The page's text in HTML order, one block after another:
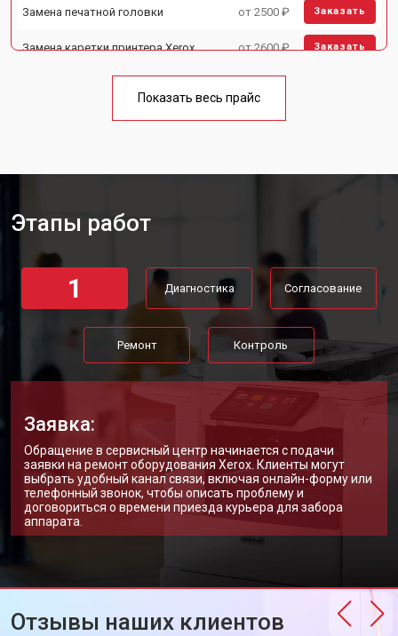
Замена печатной головки от 2500 ₽ Заказать
Замена каретки принтера Xerox от 2600 ₽ Заказать
Замена вала принтера Xerox от 2600 ₽
Показать весь прайс
Этапы работ
1 Диагностика Согласование
Ремонт Контроль
Заявка:
Обращение в сервисный центр начинается с подачи
заявки на ремонт оборудования Xerox. Клиенты могут
выбрать удобный канал связи, включая онлайн-форму или
телефонный звонок, чтобы описать проблему и
договориться о времени приезда курьера для забора
аппарата.
Отзывы наших клиентов